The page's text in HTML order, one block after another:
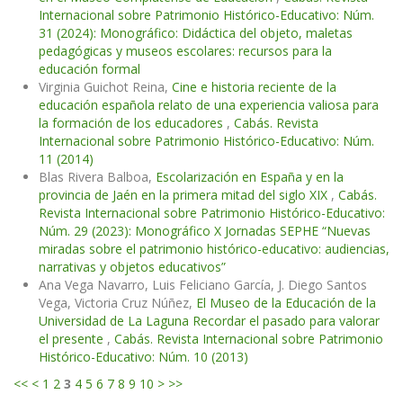
Internacional sobre Patrimonio Histórico-Educativo: Núm.
31 (2024): Monográfico: Didáctica del objeto, maletas
pedagógicas y museos escolares: recursos para la
educación formal
Virginia Guichot Reina, Cine e historia reciente de la
educación española relato de una experiencia valiosa para
la formación de los educadores , Cabás. Revista
Internacional sobre Patrimonio Histórico-Educativo: Núm.
11 (2014)
Blas Rivera Balboa, Escolarización en España y en la
provincia de Jaén en la primera mitad del siglo XIX , Cabás.
Revista Internacional sobre Patrimonio Histórico-Educativo:
Núm. 29 (2023): Monográfico X Jornadas SEPHE “Nuevas
miradas sobre el patrimonio histórico-educativo: audiencias,
narrativas y objetos educativos”
Ana Vega Navarro, Luis Feliciano García, J. Diego Santos
Vega, Victoria Cruz Núñez, El Museo de la Educación de la
Universidad de La Laguna Recordar el pasado para valorar
el presente , Cabás. Revista Internacional sobre Patrimonio
Histórico-Educativo: Núm. 10 (2013)
<< < 1 2 3 4 5 6 7 8 9 10 > >>